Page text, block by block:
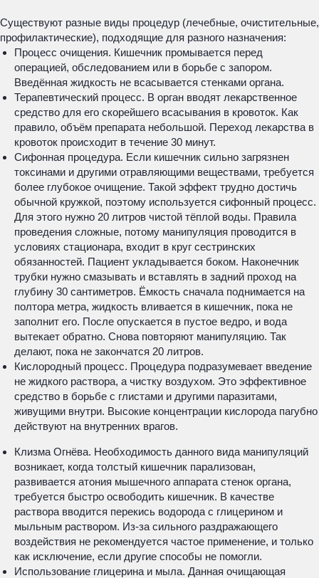
Существуют разные виды процедур (лечебные, очистительные,
профилактические), подходящие для разного назначения:
Процесс очищения. Кишечник промывается перед
операцией, обследованием или в борьбе с запором.
Введённая жидкость не всасывается стенками органа.
Терапевтический процесс. В орган вводят лекарственное
средство для его скорейшего всасывания в кровоток. Как
правило, объём препарата небольшой. Переход лекарства в
кровоток происходит в течение 30 минут.
Сифонная процедура. Если кишечник сильно загрязнен
токсинами и другими отравляющими веществами, требуется
более глубокое очищение. Такой эффект трудно достичь
обычной кружкой, поэтому используется сифонный процесс.
Для этого нужно 20 литров чистой тёплой воды. Правила
проведения сложные, потому манипуляция проводится в
условиях стационара, входит в круг сестринских
обязанностей. Пациент укладывается боком. Наконечник
трубки нужно смазывать и вставлять в задний проход на
глубину 30 сантиметров. Ёмкость сначала поднимается на
полтора метра, жидкость вливается в кишечник, пока не
заполнит его. После опускается в пустое ведро, и вода
вытекает обратно. Снова повторяют манипуляцию. Так
делают, пока не закончатся 20 литров.
Кислородный процесс. Процедура подразумевает введение
не жидкого раствора, а чистку воздухом. Это эффективное
средство в борьбе с глистами и другими паразитами,
живущими внутри. Высокие концентрации кислорода пагубно
действуют на внутренних врагов.
Клизма Огнёва. Необходимость данного вида манипуляций
возникает, когда толстый кишечник парализован,
развивается атония мышечного аппарата стенок органа,
требуется быстро освободить кишечник. В качестве
раствора вводится перекись водорода с глицерином и
мыльным раствором. Из-за сильного раздражающего
воздействия не рекомендуется частое применение, и только
как исключение, если другие способы не помогли.
Использование глицерина и мыла. Данная очищающая